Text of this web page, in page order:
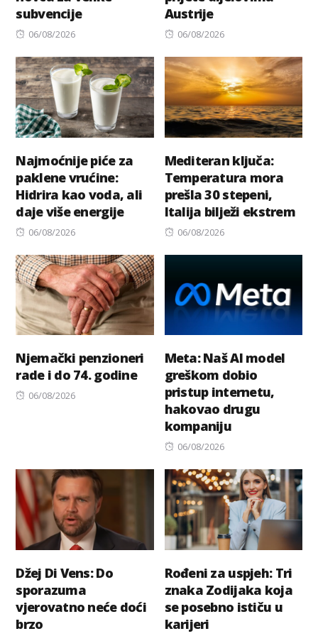
subvencije
Posted
06/08/2026
Austrije
Posted
06/08/2026
Najmoćnije piće za
paklene vrućine:
Hidrira kao voda, ali
daje više energije
Posted
06/08/2026
Mediteran ključa:
Temperatura mora
prešla 30 stepeni,
Italija bilježi ekstrem
Posted
06/08/2026
Njemački penzioneri
rade i do 74. godine
Posted
06/08/2026
Meta: Naš AI model
greškom dobio
pristup internetu,
hakovao drugu
kompaniju
Posted
06/08/2026
Džej Di Vens: Do
sporazuma
vjerovatno neće doći
brzo
Rođeni za uspjeh: Tri
znaka Zodijaka koja
se posebno ističu u
karijeri